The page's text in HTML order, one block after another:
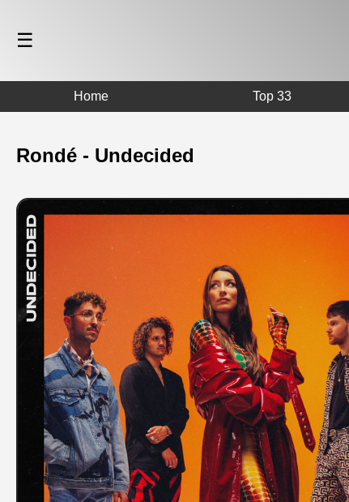
☰
Home Top 33
Rondé - Undecided